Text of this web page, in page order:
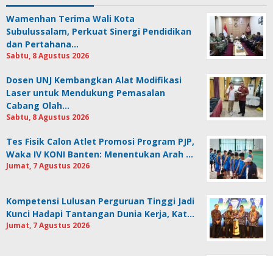
Wamenhan Terima Wali Kota
Subulussalam, Perkuat Sinergi Pendidikan
dan Pertahana…
Sabtu, 8 Agustus 2026
Dosen UNJ Kembangkan Alat Modifikasi
Laser untuk Mendukung Pemasalan
Cabang Olah…
Sabtu, 8 Agustus 2026
Tes Fisik Calon Atlet Promosi Program PJP,
Waka IV KONI Banten: Menentukan Arah …
Jumat, 7 Agustus 2026
Kompetensi Lulusan Perguruan Tinggi Jadi
Kunci Hadapi Tantangan Dunia Kerja, Kat…
Jumat, 7 Agustus 2026